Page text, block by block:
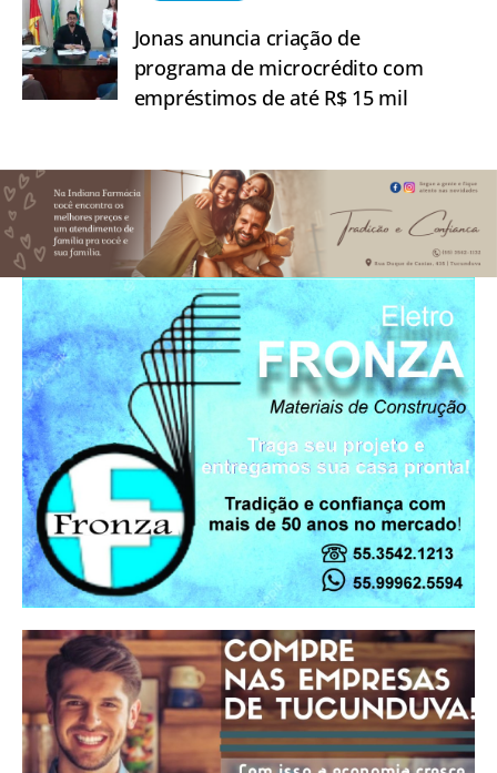
Jonas anuncia criação de
programa de microcrédito com
empréstimos de até R$ 15 mil